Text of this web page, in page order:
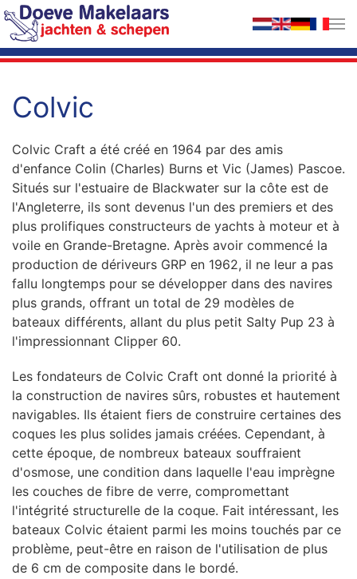
Accéder au contenu principal
Colvic
Colvic Craft a été créé en 1964 par des amis
d'enfance Colin (Charles) Burns et Vic (James) Pascoe.
Situés sur l'estuaire de Blackwater sur la côte est de
l'Angleterre, ils sont devenus l'un des premiers et des
plus prolifiques constructeurs de yachts à moteur et à
voile en Grande-Bretagne. Après avoir commencé la
production de dériveurs GRP en 1962, il ne leur a pas
fallu longtemps pour se développer dans des navires
plus grands, offrant un total de 29 modèles de
bateaux différents, allant du plus petit Salty Pup 23 à
l'impressionnant Clipper 60.
Les fondateurs de Colvic Craft ont donné la priorité à
la construction de navires sûrs, robustes et hautement
navigables. Ils étaient fiers de construire certaines des
coques les plus solides jamais créées. Cependant, à
cette époque, de nombreux bateaux souffraient
d'osmose, une condition dans laquelle l'eau imprègne
les couches de fibre de verre, compromettant
l'intégrité structurelle de la coque. Fait intéressant, les
bateaux Colvic étaient parmi les moins touchés par ce
problème, peut-être en raison de l'utilisation de plus
de 6 cm de composite dans le bordé.